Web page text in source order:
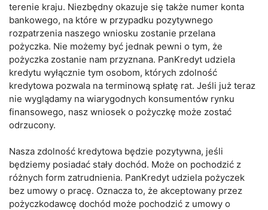
terenie kraju. Niezbędny okazuje się także numer konta
bankowego, na które w przypadku pozytywnego
rozpatrzenia naszego wniosku zostanie przelana
pożyczka. Nie możemy być jednak pewni o tym, że
pożyczka zostanie nam przyznana. PanKredyt udziela
kredytu wyłącznie tym osobom, których zdolność
kredytowa pozwala na terminową spłatę rat. Jeśli już teraz
nie wyglądamy na wiarygodnych konsumentów rynku
finansowego, nasz wniosek o pożyczkę może zostać
odrzucony.
Nasza zdolność kredytowa będzie pozytywna, jeśli
będziemy posiadać stały dochód. Może on pochodzić z
różnych form zatrudnienia. PanKredyt udziela pożyczek
bez umowy o pracę. Oznacza to, że akceptowany przez
pożyczkodawcę dochód może pochodzić z umowy o